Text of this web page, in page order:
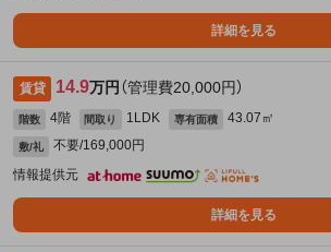
詳細を見る
賃貸 14.9万円 （管理費20,000円）
階数 4階 間取り 1LDK 専有面積 43.07㎡
敷/礼
不要/169,000円
情報提供元
詳細を見る